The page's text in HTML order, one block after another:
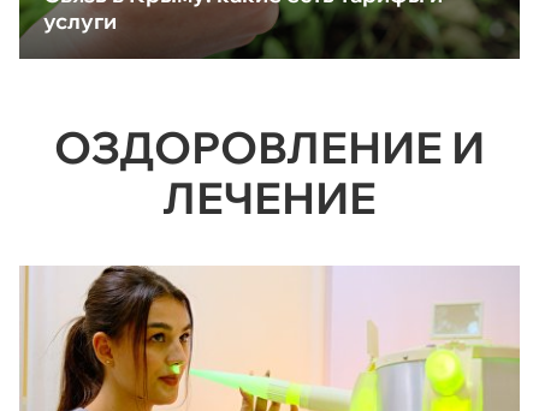
услуги
ОЗДОРОВЛЕНИЕ И
ЛЕЧЕНИЕ